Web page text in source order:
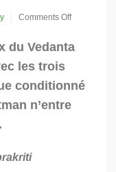
Comments Off
Soi
et
libre
arbitre
de
du Vedanta
les trois
conditionné
n’entre